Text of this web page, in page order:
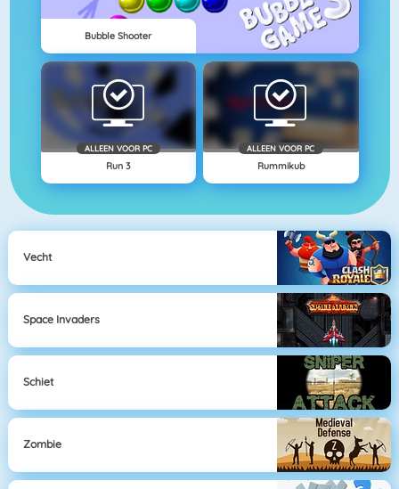
Bubble Shooter
ALLEEN VOOR PC
Run 3
ALLEEN VOOR PC
Rummikub
Vecht
Space Invaders
Schiet
Zombie